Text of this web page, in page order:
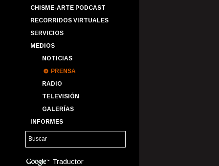
CHISME-ARTE PODCAST
RECORRIDOS VIRTUALES
SERVICIOS
MEDIOS
NOTICIAS
PRENSA
RADIO
TELEVISIÓN
GALERÍAS
INFORMES
Traductor